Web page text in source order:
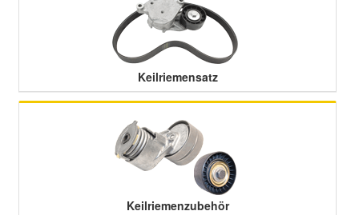
Keilriemensatz
Keilriemenzubehör
Smart Ersatzteile
Suzuki Ersatzteile
Toyota Ersatzteile
Vauxhall Ersatzteile